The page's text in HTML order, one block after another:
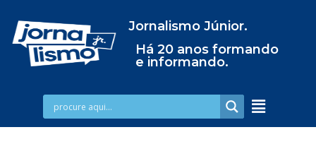
Jornalismo Júnior.
Há 20 anos formando
e informando.